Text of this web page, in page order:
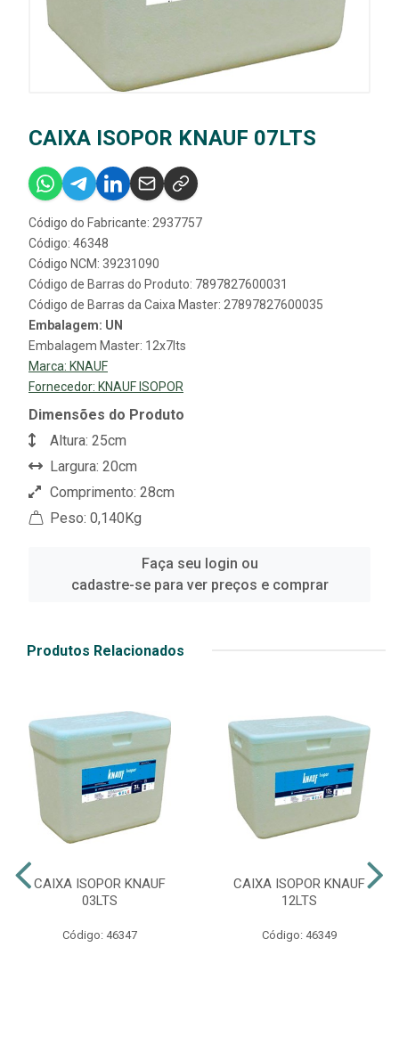
CAIXA ISOPOR KNAUF 07LTS
Código do Fabricante: 2937757
Código: 46348
Código NCM: 39231090
Código de Barras do Produto: 7897827600031
Código de Barras da Caixa Master: 27897827600035
Embalagem: UN
Embalagem Master: 12x7lts
Marca: KNAUF
Fornecedor: KNAUF ISOPOR
Dimensões do Produto
Altura: 25cm
Largura: 20cm
Comprimento: 28cm
Peso: 0,140Kg
Faça seu login ou
cadastre-se para ver preços e comprar
Produtos Relacionados
CAIXA ISOPOR KNAUF
03LTS
Código: 46347
CAIXA ISOPOR KNAUF
12LTS
Código: 46349